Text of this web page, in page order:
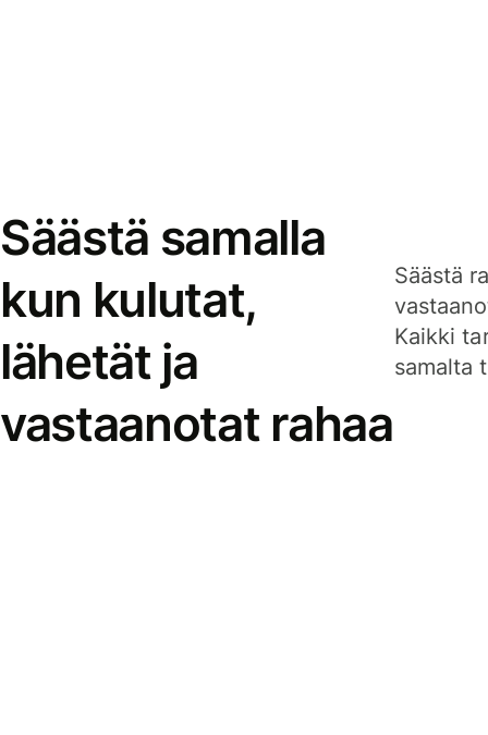
Säästä samalla
kun kulutat,
lähetät ja
vastaanotat rahaa
Säästä
Kaikki
samalta